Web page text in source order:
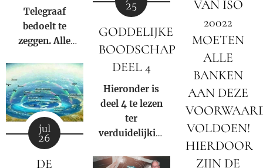
Telegraaf
bedoelt te
zeggen. Alle
van Prins
Bernhard (Jr.)
zijn in beslag
genomen door
Donald
Trump op
basis van
waarin één en
dezelfde
familie altijd
de president
levert".
jul
26
DE
25
GODDELIJKE
BOODSCHAP
DEEL 4
Hieronder is
deel 4 te lezen
ter
verduidelijking
negatieve rol
samenleving.
VAN ISO
20022
MOETEN
ALLE
BANKEN
AAN DEZE
VOLDOEN!
HIERDOOR
ZIJN DE